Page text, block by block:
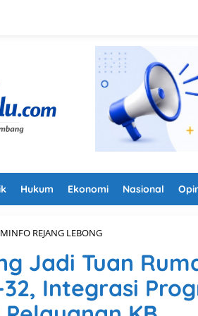
Hukum Ekonomi Nasional
REJANG LEBONG
j
a
n
g
L
Jadi Tuan
Integrasi